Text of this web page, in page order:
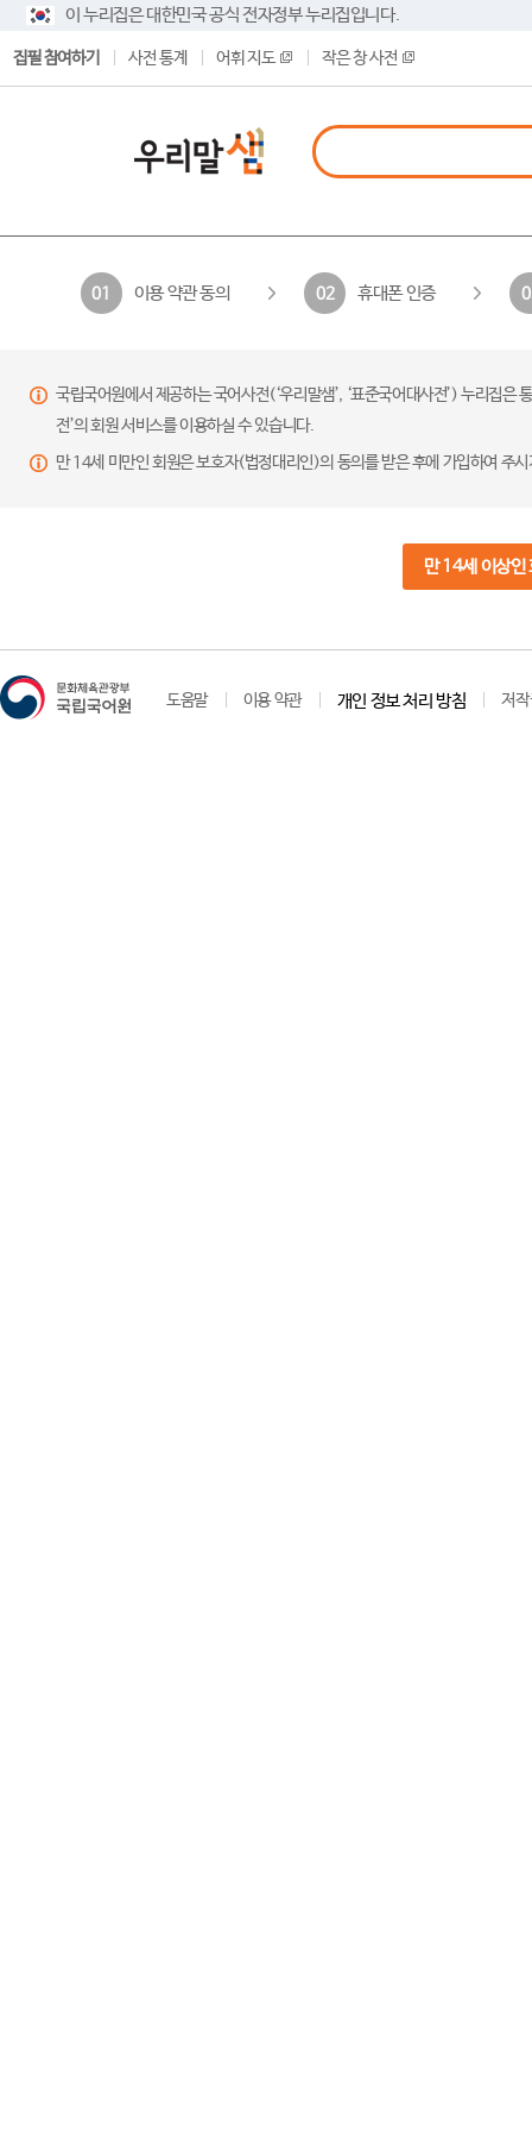
이 누리집은 대한민국 공식 전자정부 누리집입니다.
집필 참여하기 사전 통계 어휘 지도 작은 창 사전
01 이용 약관 동의 02 휴대폰 인증
국립국어원에서 제공하는 국어사전(‘우리말샘’, ‘표준국어대사전’) 누리집
전’의 회원 서비스를 이용하실 수 있습니다.
만 14세 미만인 회원은 보호자(법정대리인)의 동의를 받은 후에 가입하여 주
만 14세 이상인
도움말 이용 약관 개인 정보 처리 방침 저